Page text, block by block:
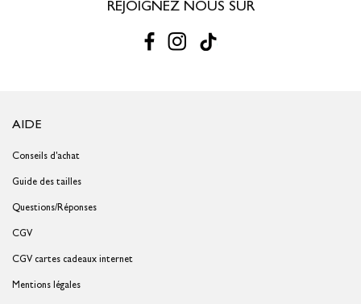
REJOIGNEZ NOUS SUR
AIDE
Conseils d'achat
Guide des tailles
Questions/Réponses
CGV
CGV cartes cadeaux internet
Mentions légales